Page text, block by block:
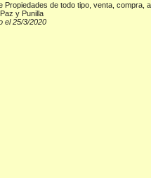
Propiedades de todo tipo, venta,
y Punilla
el 25/3/2020